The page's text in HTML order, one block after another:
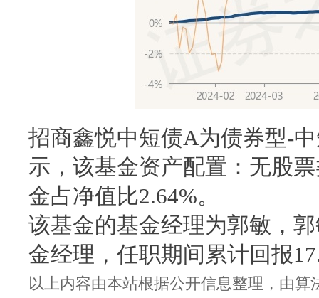
招商鑫悦中短债A为债券型-
示，该基金资产配置：无股
金占净值比2.64%。
该基金的基金经理为郭敏，
金经理，任职期间累计回报
以上内容由本站根据公开信息整理，由算